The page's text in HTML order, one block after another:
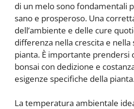
di un melo sono fondamentali
sano e prosperoso. Una
dell’ambiente e delle cure
differenza nella crescita e nella
pianta. È importante prendersi
bonsai con dedizione e
esigenze specifiche della
La temperatura ambientale